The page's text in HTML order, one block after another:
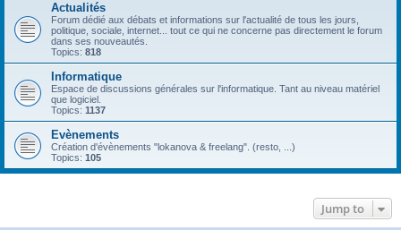
Actualités
Forum dédié aux débats et informations sur l'actualité de tous les jours,
politique, sociale, internet... tout ce qui ne concerne pas directement le forum
dans ses nouveautés.
Topics: 818
Informatique
Espace de discussions générales sur l'informatique. Tant au niveau matériel
que logiciel.
Topics: 1137
Evènements
Création d'évènements "lokanova & freelang". (resto, ...)
Topics: 105
Jump to